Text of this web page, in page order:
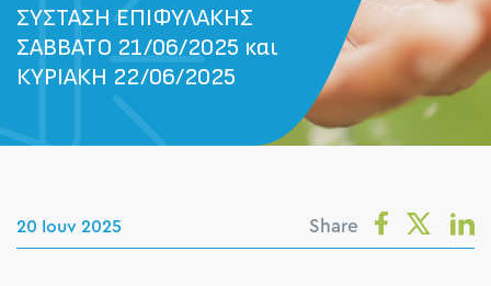
ΣΥΣΤΑΣΗ ΕΠΙΦΥΛΑΚΗΣ
ΣΑΒΒΑΤΟ 21/06/2025 και
ΚΥΡΙΑΚΗ 22/06/2025
20 Ιουν 2025 Share